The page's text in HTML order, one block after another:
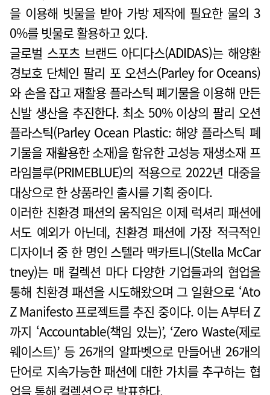
을 이용해 빗물을 받아 가방 제작에 필요한 물의 3
0%를 빗물로 활용하고 있다.
글로벌 스포츠 브랜드 아디다스(ADIDAS)는 해양환
경보호 단체인 팔리 포 오션스(Parley for Oceans)
와 손을 잡고 재활용 플라스틱 폐기물을 이용해 만든
신발 생산을 추진한다. 최소 50% 이상의 팔리 오션
플라스틱(Parley Ocean Plastic: 해양 플라스틱 폐
기물을 재활용한 소재)을 함유한 고성능 재생소재 프
라임블루(PRIMEBLUE)의 적용으로 2022년 대중을
대상으로 한 상품라인 출시를 기획 중이다.
이러한 친환경 패션의 움직임은 이제 럭셔리 패션에
서도 예외가 아닌데, 친환경 패션에 가장 적극적인
디자이너 중 한 명인 스텔라 맥카트니(Stella McCar
tney)는 매 컬렉션 마다 다양한 기업들과의 협업을
통해 친환경 패션을 시도해왔으며 그 일환으로 ‘Ato
Z Manifesto 프로젝트를 추진 중이다. 이는 A부터 Z
까지 ‘Accountable(책임 있는)’, ‘Zero Waste(제로
웨이스트)’ 등 26개의 알파벳으로 만들어낸 26개의
단어로 지속가능한 패션에 대한 가치를 추구하는 협
업을 통해 컬렉션으로 발표한다.